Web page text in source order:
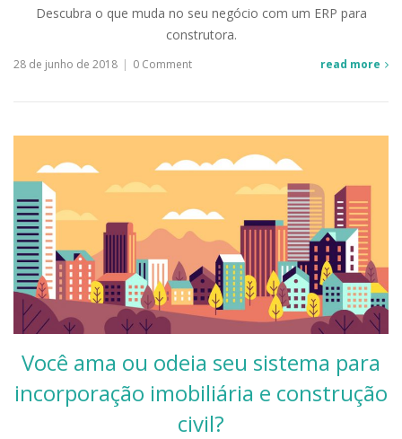
Descubra o que muda no seu negócio com um ERP para
construtora.
28 de junho de 2018 | 0 Comment read more
Você ama ou odeia seu sistema para
incorporação imobiliária e construção
civil?